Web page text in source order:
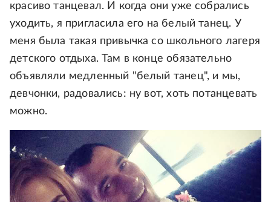
красиво танцевал. И когдa они уже собрались
уходить, я пригласила его на белый танец. У
меня была такая привычка со школьного лагеря
детского отдыха. Там в конце обязательно
объявляли медленный "белый танец", и мы,
девчонки, радовались: ну вот, хоть потанцевать
можно.